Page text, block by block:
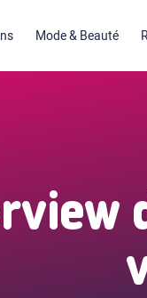
Mode & Beauté